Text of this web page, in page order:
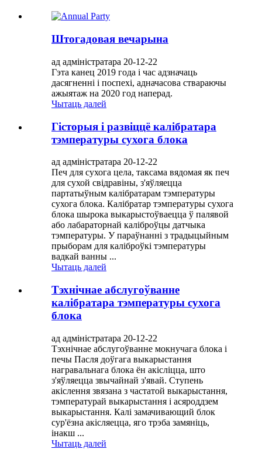
Штогадовая вечарына
ад адміністратара 20-12-22
Гэта канец 2019 года і час адзначаць
дасягненні і поспехі, адначасова ствараючы
ажыятаж на 2020 год наперад.
Чытаць далей
Гісторыя і развіццё калібратара
тэмпературы сухога блока
ад адміністратара 20-12-22
Печ для сухога цела, таксама вядомая як печ
для сухой свідравіны, з'яўляецца
партатыўным калібратарам тэмпературы
сухога блока. Калібратар тэмпературы сухога
блока шырока выкарыстоўваецца ў палявой
або лабараторнай каліброўцы датчыка
тэмпературы. У параўнанні з традыцыйным
прыборам для каліброўкі тэмпературы
вадкай ванны ...
Чытаць далей
Тэхнічнае абслугоўванне
калібратара тэмпературы сухога
блока
ад адміністратара 20-12-22
Тэхнічнае абслугоўванне мокнучага блока і
печы Пасля доўгага выкарыстання
награвальнага блока ён акісліцца, што
з'яўляецца звычайнай з'явай. Ступень
акіслення звязана з частатой выкарыстання,
тэмпературай выкарыстання і асяроддзем
выкарыстання. Калі замачивающий блок
сур'ёзна акісляецца, яго трэба замяніць,
інакш ...
Чытаць далей